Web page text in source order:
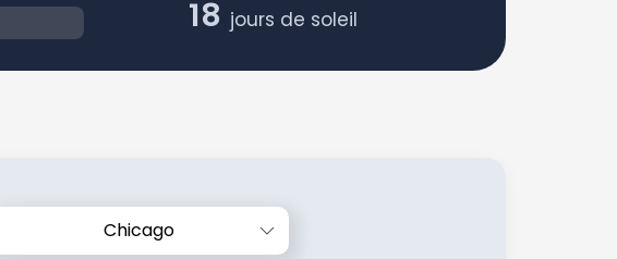
18 jours de soleil
Chicago